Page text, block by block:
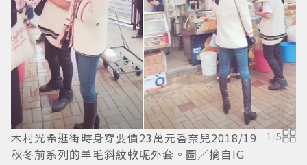
木村光希逛街時身穿要價23萬元香奈兒2018/19
秋冬前系列的羊毛斜紋軟呢外套。圖／摘自IG
1 /5